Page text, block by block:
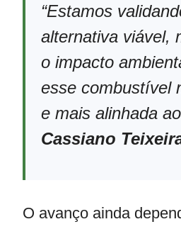
“Estamos
alternativa viável,
o impacto
esse combustível
e mais alinhada
Cassiano
O avanço ainda